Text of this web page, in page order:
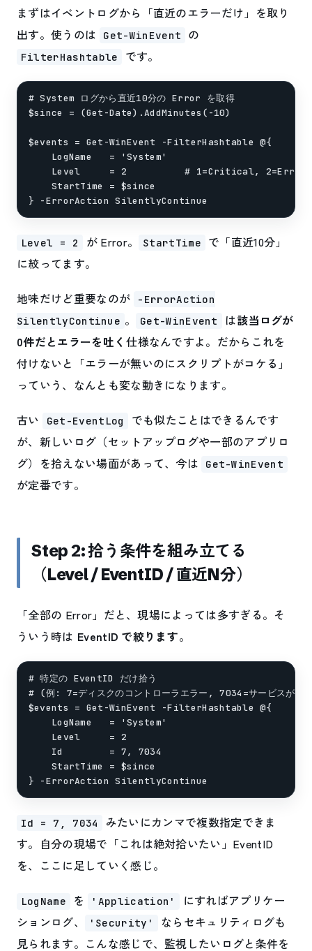
まずはイベントログから「直近のエラーだけ」を取り
出す。使うのは
Get-WinEvent の
FilterHashtable です。
# System ログから直近10分の Error を取得
$since = (Get-Date).AddMinutes(-10)
$events = Get-WinEvent -FilterHashtable @{
    LogName   = 'System'
Level     = 2          # 1=Critical,
    StartTime = $since
Level = 2 が Error。 StartTime
で「直近10分」
に絞ってます。
地味だけど重要なのが
-ErrorAction
SilentlyContinue 。 Get-WinEvent は該当ログが
0件だとエラーを吐く 仕様なんですよ。だからこれを
付けないと「エラーが無いのにスクリプトがコケる」
っていう、なんとも変な動きになります。
古い Get-EventLog
でも似たことはできるんです
が、新しいログ（セットアップログや一部のアプリロ
グ）を拾えない場面があって、今は
Get-WinEvent
が定番です。
Step 2: 拾う条件を組み立てる
（Level / EventID / 直近N分）
「全部の Error」だと、現場によっては多すぎる。そ
ういう時は EventID で絞ります。
# 特定の EventID だけ拾う
# (例: 7=ディスクのコントローラエラー, 7034=サービスが予
$events = Get-WinEvent -FilterHashtable @{
    LogName   = 'System'
    Level     = 2
    Id        = 7, 7034
    StartTime = $since
Id = 7, 7034
みたいにカンマで複数指定できま
す。自分の現場で「これは絶対拾いたい」EventID
を、ここに足していく感じ。
LogName を 'Application'
にすればアプリケー
ションログ、
'Security'
ならセキュリティログも
見られます。こんな感じで、監視したいログと条件を